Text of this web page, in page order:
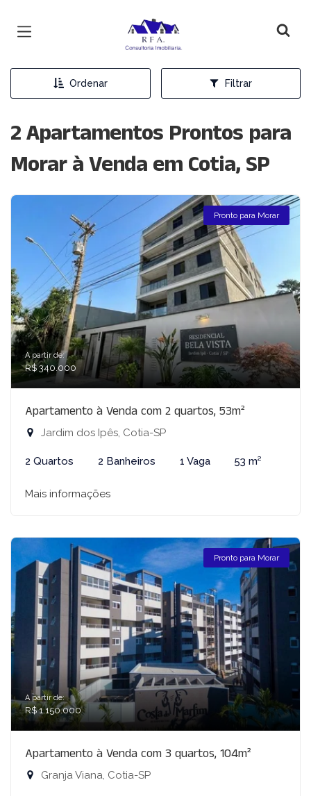
Página inicial
Ordenar Filtrar
2 Apartamentos Prontos para
Morar à Venda em Cotia, SP
Pronto para Morar
A partir de:
R$ 340.000
Apartamento à Venda com 2 quartos, 53m²
Jardim dos Ipês, Cotia-SP
2 Quartos 2 Banheiros 1 Vaga 53 m²
Mais informações
Pronto para Morar
A partir de:
R$ 1.150.000
Apartamento à Venda com 3 quartos, 104m²
Granja Viana, Cotia-SP